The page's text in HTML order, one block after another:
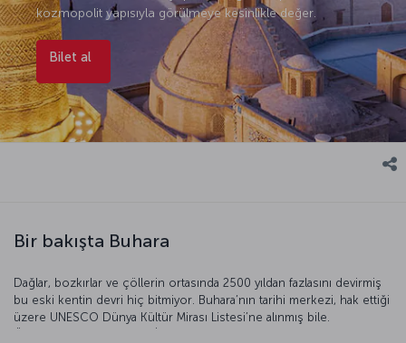
kozmopolit yapısıyla görülmeye kesinlikle değer.
Bilet al
Bir bakışta Buhara
Dağlar, bozkırlar ve çöllerin ortasında 2500 yıldan fazlasını devirmiş
bu eski kentin devri hiç bitmiyor. Buhara’nın tarihi merkezi, hak ettiği
üzere UNESCO Dünya Kültür Mirası Listesi’ne alınmış bile.